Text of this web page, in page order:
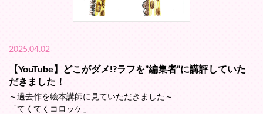
2025.04.02
【YouTube】どこがダメ!?ラフを”編集者”に講評していた
だきました！
～過去作を絵本講師に見ていただきました～
「てくてくコロッケ」